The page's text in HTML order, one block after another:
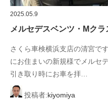
2025.05.9
メルセデスベンツ・Mク
さくら車検横浜支店の清宮で
にお住まいの新規様でメルセ
引き取り時にお車を拝…
投稿者:kiyomiya